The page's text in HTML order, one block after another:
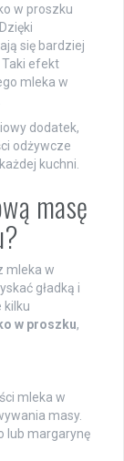
w proszku
się bardziej
efekt
mleka w
dodatek,
odżywcze
kuchni.
masę
mleka w
gładką i
kilku
w proszku,
mleka w
masy.
lub margarynę